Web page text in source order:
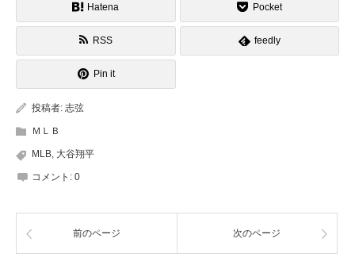
Hatena Pocket
RSS feedly
Pin it
投稿者: 志弦
ＭＬＢ
MLB, 大谷翔平
コメント: 0
前のページ 次のページ